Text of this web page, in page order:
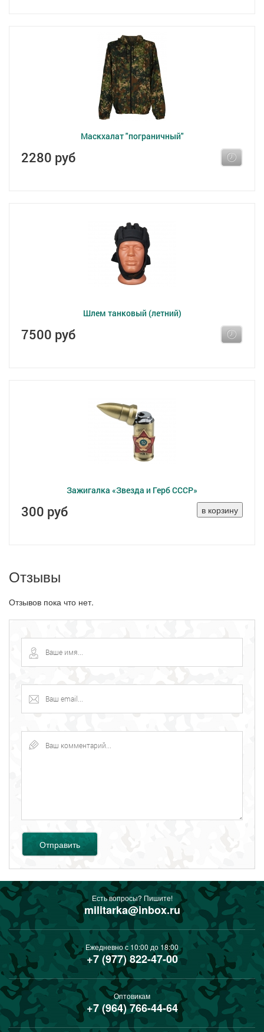
Маскхалат "пограничный"
2280 руб
Шлем танковый (летний)
7500 руб
Зажигалка «Звезда и Герб СССР»
300 руб
Отзывы
Отзывов пока что нет.
Отправить
Есть вопросы? Пишите!
militarka@inbox.ru
Ежедневно с 10:00 до 18:00
+7 (977) 822-47-00
Оптовикам
+7 (964) 766-44-64